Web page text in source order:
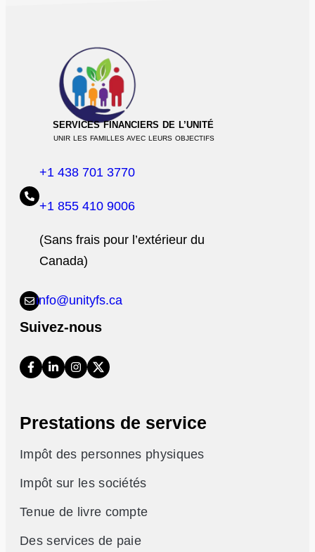
SERVICES FINANCIERS DE L’UNITÉ
UNIR LES FAMILLES AVEC LEURS OBJECTIFS
+1 438 701 3770
+1 855 410 9006
(Sans frais pour l’extérieur du
Canada)
info@unityfs.ca
Suivez-nous
Prestations de service
Impôt des personnes physiques
Impôt sur les sociétés
Tenue de livre compte
Des services de paie